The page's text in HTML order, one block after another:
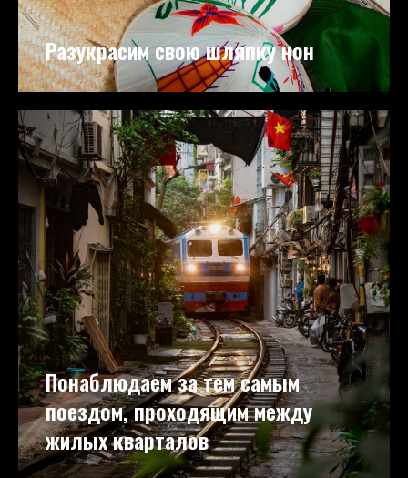
Разукрасим свою шляпку нон
Понаблюдаем за тем самым
поездом, проходящим между
жилых кварталов